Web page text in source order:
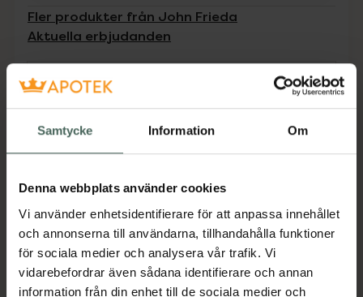
Samtycke Information Om
Denna webbplats använder cookies
Vi använder enhetsidentifierare för att anpassa innehållet
och annonserna till användarna, tillhandahålla funktioner
för sociala medier och analysera vår trafik. Vi
vidarebefordrar även sådana identifierare och annan
information från din enhet till de sociala medier och
Fler produkter från John Frieda
Aktuella erbjudanden
Beskrivning Dölj
Ett rengörande schampo med en skonsam
formula från citron och kamomill som
gör håret silkeslent. För ett glansigt och
solblekthår. Kan användas dagligen.
Jämförpris 0,60 kr/ml
EAN:
05037156287899
Kategorier: